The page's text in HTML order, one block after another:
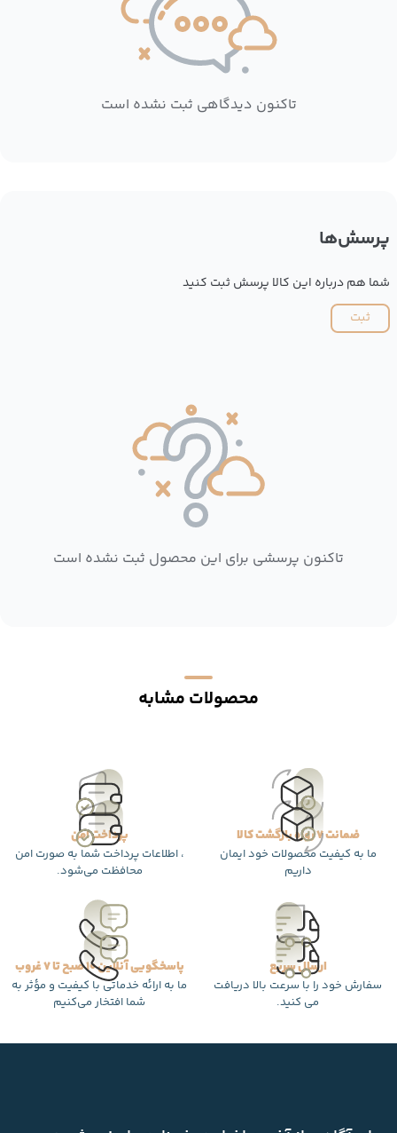
تاکنون دیدگاهی ثبت نشده است
پرسش‌ها
شما هم درباره این کالا پرسش ثبت کنید
ثبت
تاکنون پرسشی برای این محصول ثبت نشده است
محصولات مشابه
ضمانت 7 روزه بازگشت کالا
ما به کیفیت محصولات خود ایمان
داریم
پرداخت امن
، اطلاعات پرداخت شما به صورت امن
محافظت می‌شود.
ارسال سریع
سفارش خود را با سرعت بالا دریافت
می کنید.
پاسخگویی آنلاین 10 صبح تا 7 غروب
ما به ارائه خدماتی با کیفیت و مؤثر به
شما افتخار می‌کنیم